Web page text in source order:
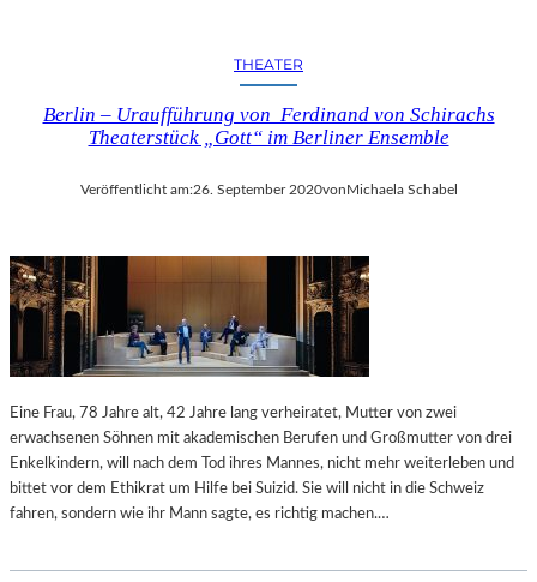
S
E
W
T
E
T
THEATER
Berlin – Uraufführung von Ferdinand von Schirachs
Theaterstück „Gott“ im Berliner Ensemble
Veröffentlicht am:26. September 2020von Michaela Schabel
Eine Frau, 78 Jahre alt, 42 Jahre lang verheiratet, Mutter von zwei
erwachsenen Söhnen mit akademischen Berufen und Großmutter von drei
Enkelkindern, will nach dem Tod ihres Mannes, nicht mehr weiterleben und
bittet vor dem Ethikrat um Hilfe bei Suizid. Sie will nicht in die Schweiz
fahren, sondern wie ihr Mann sagte, es richtig machen.…